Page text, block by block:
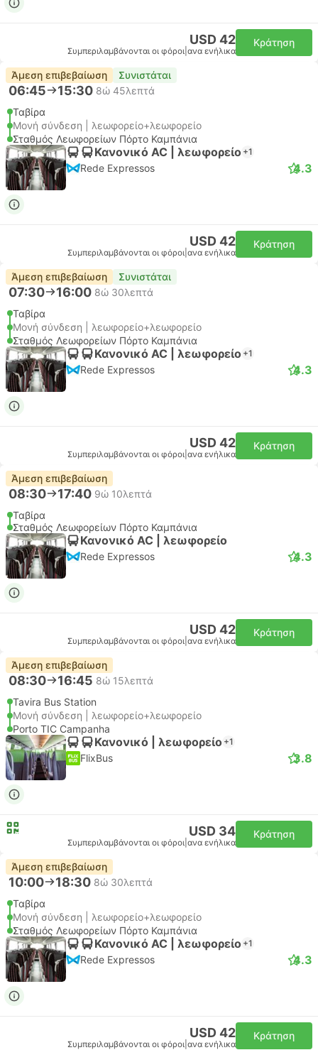
USD 42
Συμπεριλαμβάνονται οι φόροι ανα ενήλικα
Κράτηση
Άμεση επιβεβαίωση Συνιστάται
06:45 15:30 8ώ 45λεπτά
Ταβίρα
Μονή σύνδεση | λεωφορείο+λεωφορείο
Σταθμός Λεωφορείων Πόρτο Καμπάνια
Κανονικό AC | λεωφορείο +1
Rede Expressos 4.3
USD 42
Συμπεριλαμβάνονται οι φόροι ανα ενήλικα
Κράτηση
Άμεση επιβεβαίωση Συνιστάται
07:30 16:00 8ώ 30λεπτά
Ταβίρα
Μονή σύνδεση | λεωφορείο+λεωφορείο
Σταθμός Λεωφορείων Πόρτο Καμπάνια
Κανονικό AC | λεωφορείο +1
Rede Expressos 4.3
USD 42
Συμπεριλαμβάνονται οι φόροι ανα ενήλικα
Κράτηση
Άμεση επιβεβαίωση
08:30 17:40 9ώ 10λεπτά
Ταβίρα
Σταθμός Λεωφορείων Πόρτο Καμπάνια
Κανονικό AC | λεωφορείο
Rede Expressos 4.3
USD 42
Συμπεριλαμβάνονται οι φόροι ανα ενήλικα
Κράτηση
Άμεση επιβεβαίωση
08:30 16:45 8ώ 15λεπτά
Tavira Bus Station
Μονή σύνδεση | λεωφορείο+λεωφορείο
Porto TIC Campanha
Κανονικό | λεωφορείο +1
FlixBus 3.8
USD 34
Συμπεριλαμβάνονται οι φόροι ανα ενήλικα
Κράτηση
Άμεση επιβεβαίωση
10:00 18:30 8ώ 30λεπτά
Ταβίρα
Μονή σύνδεση | λεωφορείο+λεωφορείο
Σταθμός Λεωφορείων Πόρτο Καμπάνια
Κανονικό AC | λεωφορείο +1
Rede Expressos 4.3
USD 42
Συμπεριλαμβάνονται οι φόροι ανα ενήλικα
Κράτηση